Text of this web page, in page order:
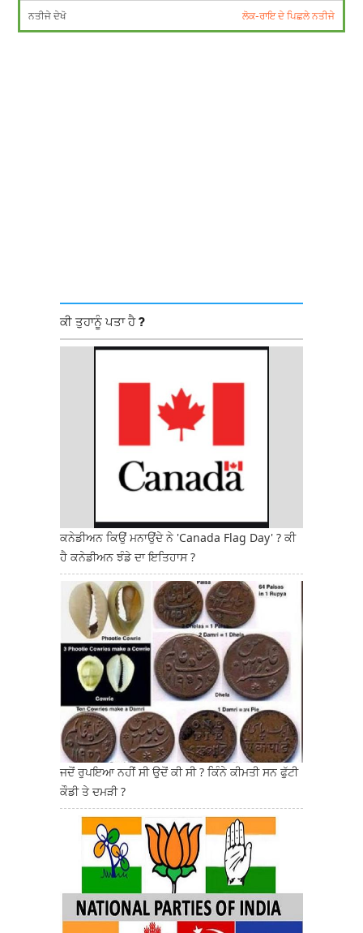
ਨਤੀਜੇ ਦੇਖੋ ਲੋਕ-ਰਾਇ ਦੇ ਪਿਛਲੇ ਨਤੀਜੇ
ਕੀ ਤੁਹਾਨੂੰ ਪਤਾ ਹੈ ?
ਕਨੇਡੀਅਨ ਕਿਉਂ ਮਨਾਉਂਦੇ ਨੇ 'Canada Flag Day' ? ਕੀ
ਹੈ ਕਨੇਡੀਅਨ ਝੰਡੇ ਦਾ ਇਤਿਹਾਸ ?
ਜਦੋਂ ਰੁਪਇਆ ਨਹੀਂ ਸੀ ਉਦੋਂ ਕੀ ਸੀ ? ਕਿੰਨੇ ਕੀਮਤੀ ਸਨ ਫੁੱਟੀ
ਕੌਡੀ ਤੇ ਦਮੜੀ ?